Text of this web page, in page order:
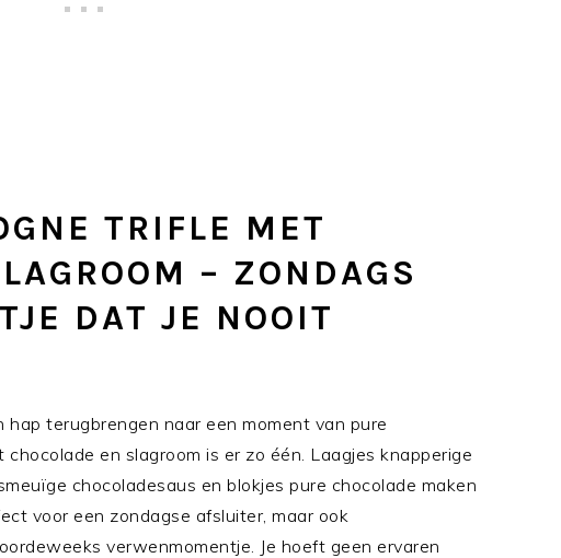
TRIFLE MET
– ZONDAGS
DAT JE NOOIT
terugbrengen naar een moment van pure
en slagroom is er zo één. Laagjes knapperige
chocoladesaus en blokjes pure chocolade maken
voor een zondagse afsluiter, maar ook
verwenmomentje. Je hoeft geen ervaren